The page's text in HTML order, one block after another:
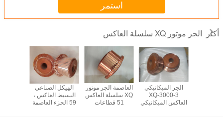
استمر
أكثر الجر موتور XQ سلسلة العاكس
الهيكل الصناعي
البسيط العاكس ،
59 الجزء العاصمة
العاصمة الجر موتور
XQ سلسلة العاكس
51 قطاعات
الجر الميكانيكي
XQ-3000-3
العاكس الميكانيكي